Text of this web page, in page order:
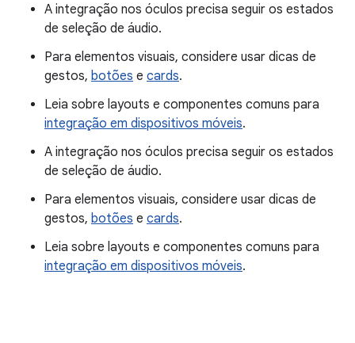
A integração nos óculos precisa seguir os estados
de seleção de áudio.
Para elementos visuais, considere usar dicas de
gestos, botões e cards.
Leia sobre layouts e componentes comuns para
integração em dispositivos móveis.
A integração nos óculos precisa seguir os estados
de seleção de áudio.
Para elementos visuais, considere usar dicas de
gestos, botões e cards.
Leia sobre layouts e componentes comuns para
integração em dispositivos móveis.